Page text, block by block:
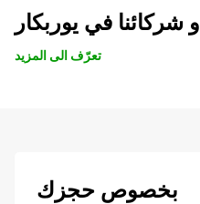
و شركائنا في يوربكار
تعرّف الى المزيد
بخصوص حجزك